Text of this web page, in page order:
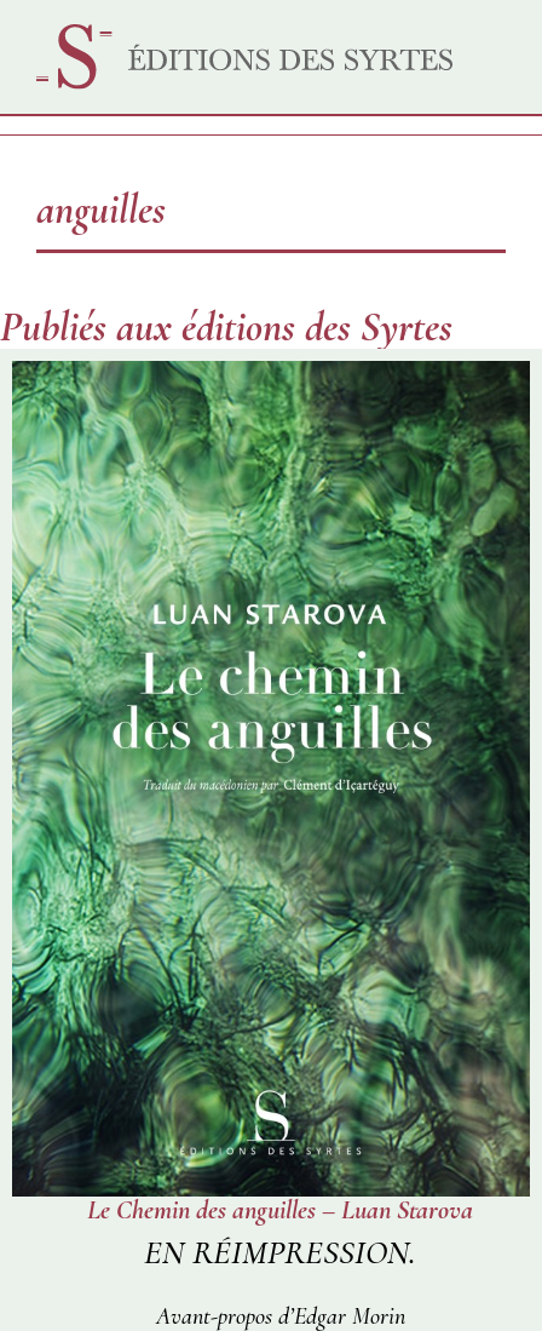
anguilles
Publiés aux éditions des Syrtes
Le Chemin des anguilles – Luan Starova
EN RÉIMPRESSION.
Avant-propos d’Edgar Morin